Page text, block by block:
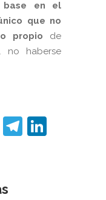
base en el
que no
propio de
no haberse
WhatsApp